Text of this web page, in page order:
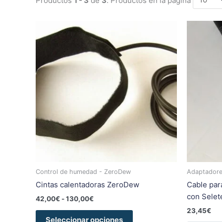
Control de humedad - ZeroDew
Cintas calentadoras ZeroDew
42,00€ -130,00€
de
precios:
desde
42,00€
130,00€
Seleccionar opciones
tiene
variantes.
opciones
se
pueden
Cable
con
23,45€